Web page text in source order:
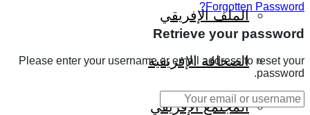
الملف الإفريقي
الصحافة الإفريقية
المجتمع الإفريقي
Forgotten Password?
Retrieve your password
Please enter your username or email address to reset your
password.